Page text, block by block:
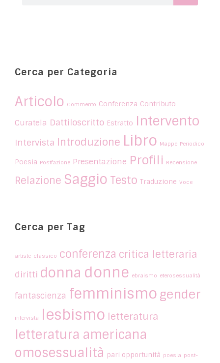
Cerca per Categoria
Articolo Commento Conferenza Contributo
Curatela Dattiloscritto Estratto Intervento
Intervista Introduzione Libro Mappe Periodico
Poesia Postfazione Presentazione Profili Recensione
Relazione Saggio Testo Traduzione Voce
Cerca per Tag
artiste classico conferenza critica letteraria
diritti donna donne ebraismo eterosessualità
fantascienza femminismo gender
intervista lesbismo letteratura
letteratura americana
omosessualità pari opportunità poesia post-